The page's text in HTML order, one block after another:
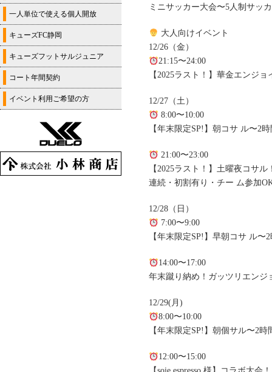
ミニサッカー大会〜5人制サ
大人向けイベント
12/26（金）
21:15〜24:00
【2025ラスト！】華金エンジョ
12/27（土）
8:00〜10:00
【年末限定SP!】朝コサ ル〜2
21:00〜23:00
【2025ラスト！】土曜夜コサル
連続・初割有り・チー ム参加
12/28（日）
7:00〜9:00
【年末限定SP!】早朝コサ ル〜
14:00〜17:00
年末蹴り納め！ガッツリエンジ
12/29(月)
8:00〜10:00
【年末限定SP!】朝個サル〜2時
12:00〜15:00
一人単位で使える個人開放
キューズFC静岡
キューズフットサルジュニア
コート年間契約
イベント利用ご希望の方